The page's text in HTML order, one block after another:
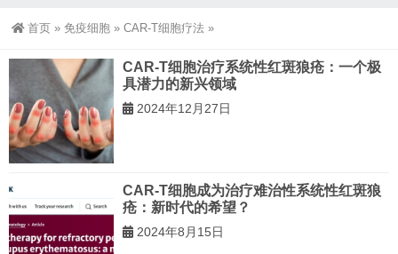
及联合治疗策略，为您提供专业CAR-T治疗资讯。
首页 » 免疫细胞 » CAR-T细胞疗法 »
CAR-T细胞治疗系统性红斑狼疮：一个极
具潜力的新兴领域
2024年12月27日
CAR-T细胞成为治疗难治性系统性红斑狼
疮：新时代的希望？
2024年8月15日